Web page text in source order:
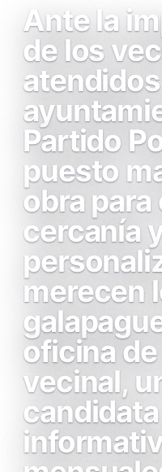
Ante la
de los
Partido
puesto
obra
cercanía
merecen
oficina
vecinal,